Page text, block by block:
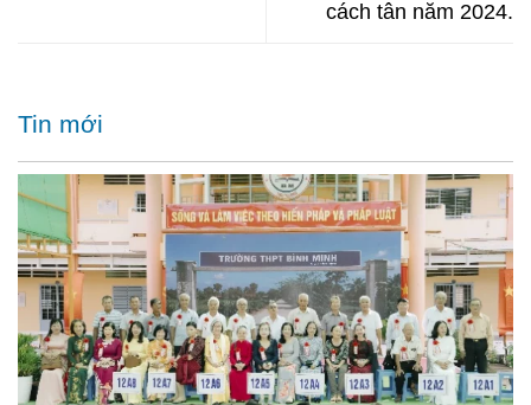
cách tân năm 2024.
Tin mới